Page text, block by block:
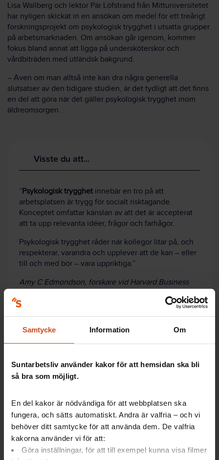
Samtycke Information Om
Suntarbetsliv använder kakor för att hemsidan ska bli
så bra som möjligt.
En del kakor är nödvändiga för att webbplatsen ska
fungera, och sätts automatiskt. Andra är valfria – och vi
behöver ditt samtycke för att använda dem. De valfria
kakorna använder vi för att:
Göra inställningar, för att till exempel kunna visa filmer
Lisa Wallberg och lektor Pär Löfstrand från Mittuniversitetet
har nyligen skickat in en ansökan om medel för ett treårigt
forskningsprojekt om psykologisk trygghet i utsatta grupper
på arbetsmarknaden. Om ansökan går igenom, kommer
fokus bland annat att ligga på undersköterskor och
vårdbiträden med utländsk bakgrund.
– Även om man alltså inte kan dra några generella
slutsatser av den tidigare studien, är det tydligt att det finns
en del att göra när det gäller psykologisk trygghet inom
äldreomsorgen.
Visste du att...
”Psykologisk trygghet innebär en tro på att
arbetsplatsen är trygg för socialt risktagande.
Konceptet omfattar känslan av att det är accepterat
att ta upp relevanta idéer, frågor och farhågor.
Psykologisk trygghet råder när kollegor litar på, och
respekterar, varandra och upplever att de kan – eller
till och med bör – vara uppriktiga.”
Amy C Edmondson, forskare vid Harvard Business
trygghet.
jobbet
Prata om vad psykologisk trygghet innebär för
er, och lär dig mer om ämnet.
Se till att er arbetsgrupp blir inkluderad i olika
beslutsprocesser.